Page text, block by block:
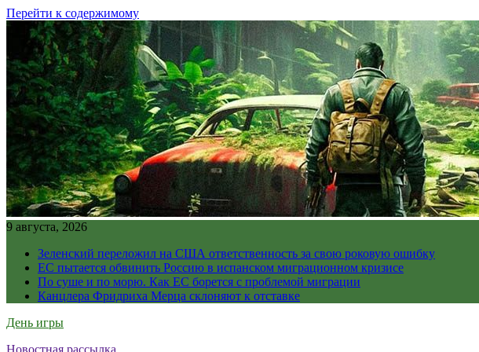
Перейти к содержимому
9 августа, 2026
Зеленский переложил на США ответственность за свою роковую ошибку
ЕС пытается обвинить Россию в испанском миграционном кризисе
По суше и по морю. Как ЕС борется с проблемой миграции
Канцлера Фридриха Мерца склоняют к отставке
День игры
Новостная рассылка